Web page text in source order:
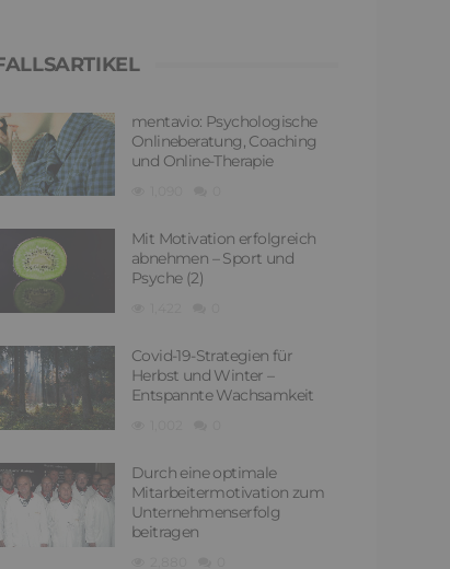
mentavio: Psychologische
Onlineberatung, Coaching
und Online-Therapie
Mit Motivation erfolgreich
abnehmen – Sport und
Psyche (2)
Covid-19-Strategien für
Herbst und Winter –
Entspannte Wachsamkeit
Durch eine optimale
Mitarbeitermotivation zum
Unternehmenserfolg
beitragen